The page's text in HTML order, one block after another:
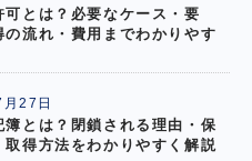
可とは？必要なケース・要
の流れ・費用までわかりやす
27日
簿とは？閉鎖される理由・保
取得方法をわかりやすく解説